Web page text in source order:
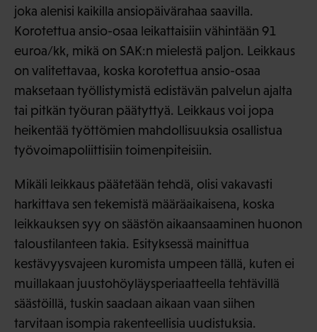
joka alenisi kaikilla ansiopäivärahaa saavilla.
Korotettua ansio-osaa leikattaisiin vähintään 91
euroa/kk, mikä on SAK:n mielestä paljon. Leikkaus
on valitettavaa, koska korotettua ansio-osaa
maksetaan työllistymistä edistävän palvelun ajalta
tai pitkän työuran päätyttyä. Leikkaus voi jopa
heikentää työttömien mahdollisuuksia osallistua
työvoimapoliittisiin toimenpiteisiin.
Mikäli leikkaus päätetään tehdä, olisi vakavasti
harkittava sen tekemistä määräaikaisena, koska
leikkauksen syy on säästön aikaansaaminen huonon
taloustilanteen takia. Esityksessä mainittua
kestävyysvajeen kuromista umpeen tällä, kuten ei
muillakaan juustohöyläysperiaatteella tehtävillä
säästöillä, tuskin saadaan aikaan vaan siihen
tarvitaan isompia rakenteellisia uudistuksia.